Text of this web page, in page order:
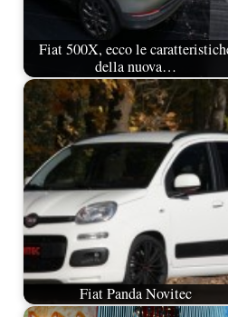
Fiat 500X, ecco le
della nuova…
Fiat Panda Novitec